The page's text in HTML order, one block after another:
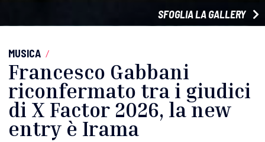
SFOGLIA LA GALLERY
MUSICA /
Francesco Gabbani
riconfermato tra i giudici
di X Factor 2026, la new
entry è Irama